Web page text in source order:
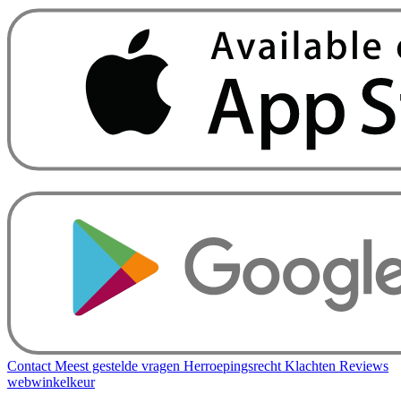
Contact Meest gestelde vragen Herroepingsrecht Klachten Reviews
webwinkelkeur